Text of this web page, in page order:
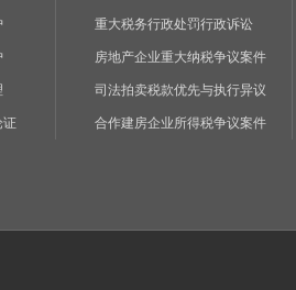
证
重大税务行政处罚行政诉讼
房地产企业重大纳税争议案件
司法拍卖税款优先与执行异议
合作建房企业所得税争议案件